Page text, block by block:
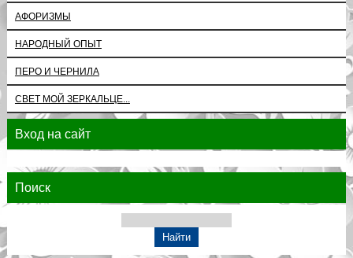
АФОРИЗМЫ
НАРОДНЫЙ ОПЫТ
ПЕРО И ЧЕРНИЛА
СВЕТ МОЙ ЗЕРКАЛЬЦЕ...
Вход на сайт
Поиск